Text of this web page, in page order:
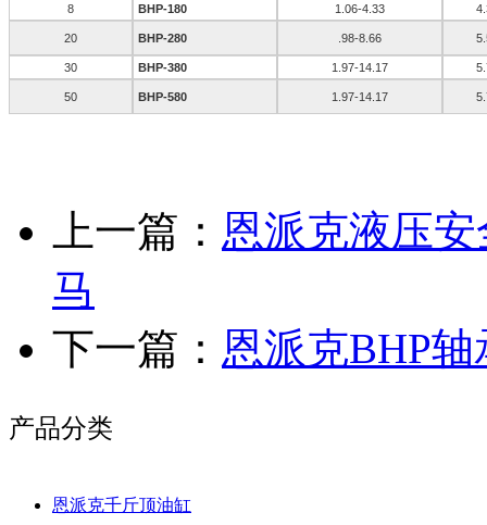
8 BHP-180 1.06-4.33
20 BHP-280 .98-8.66
30 BHP-380 1.97-14.17
50 BHP-580 1.97-14.17
上一篇： 恩派克液压
马
下一篇： 恩派克BHP
产品分类
恩派克千斤顶油缸